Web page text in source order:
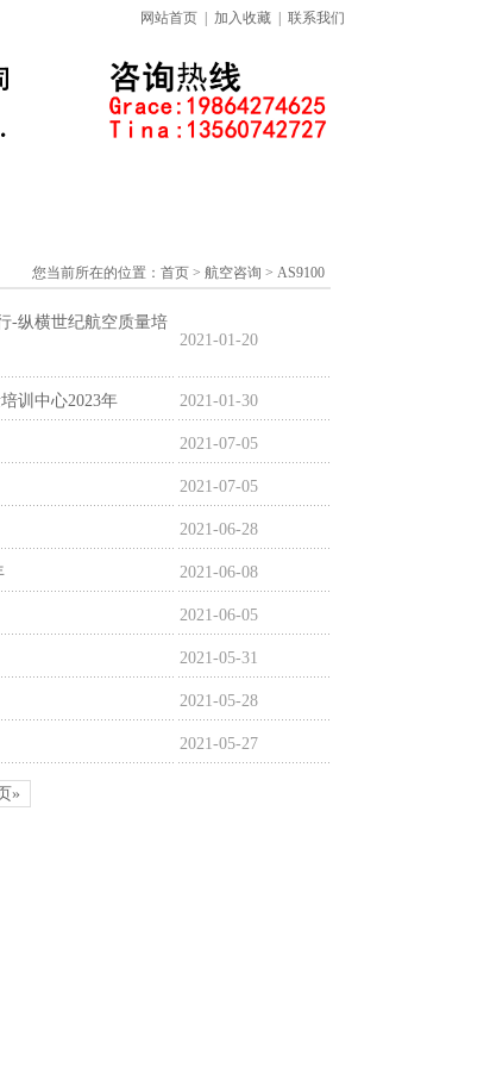
网站首页 加入收藏 联系我们
您当前所在的位置： 首页> 航空咨询 > AS9100
-纵横世纪航空质量培
2021-01-20
训中心2023年 2021-01-30
2021-07-05
2021-07-05
2021-06-28
2021-06-08
2021-06-05
2021-05-31
2021-05-28
2021-05-27
»